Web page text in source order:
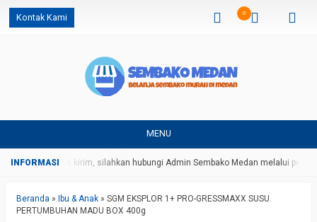
Kontak Kami 0
MENU
dan ongkos kirim, silahkan hubungi Admin Sembako Medan melalui pesan
Beranda » Ibu & Anak » SGM EKSPLOR 1+ PRO-GRESSMAXX SUSU
PERTUMBUHAN MADU BOX 400g